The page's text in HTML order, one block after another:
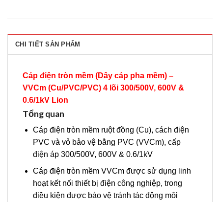
CHI TIẾT SẢN PHẨM
Cáp điện tròn mềm (Dây cáp pha mềm) –
VVCm (Cu/PVC/PVC) 4 lõi 300/500V, 600V &
0.6/1kV Lion
Tổng quan
Cáp điện tròn mềm ruột đồng (Cu), cách điện
PVC và vỏ bảo vệ bằng PVC (VVCm), cấp
điện áp 300/500V, 600V & 0.6/1kV
Cáp điện tròn mềm VVCm được sử dụng linh
hoạt kết nối thiết bị điện công nghiệp, trong
điều kiện được bảo vệ tránh tác động môi